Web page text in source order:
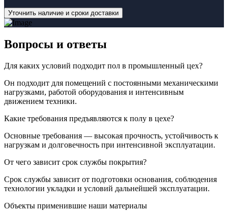
Уточнить наличие и сроки доставки
Вопросы и ответы
Для каких условий подходит пол в промышленный цех?
Он подходит для помещений с постоянными механическими
нагрузками, работой оборудования и интенсивным
движением техники.
Какие требования предъявляются к полу в цехе?
Основные требования — высокая прочность, устойчивость к
нагрузкам и долговечность при интенсивной эксплуатации.
От чего зависит срок службы покрытия?
Срок службы зависит от подготовки основания, соблюдения
технологии укладки и условий дальнейшей эксплуатации.
Объекты применившие наши материалы